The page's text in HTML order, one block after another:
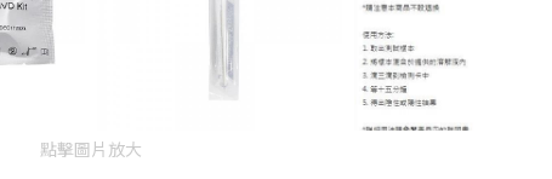
點擊圖片放大